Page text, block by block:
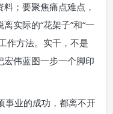
；要聚焦痛点难点，
实际的“花架子”和“一
作方法。实干，不是
伟蓝图一步一个脚印
事业的成功，都离不开